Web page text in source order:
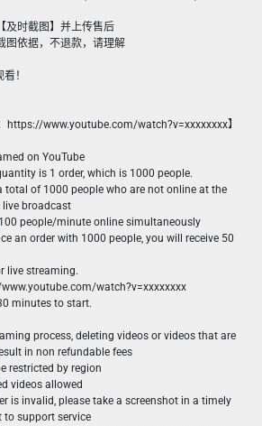
及时截图】并上传售后
图依据，不退款，请理解
！
https://www.youtube.com/watch?v=xxxxxxxx】
on YouTube
is 1 order, which is 1000 people.
total of 1000 people who are not online at the
broadcast
people/minute online simultaneously
an order with 1000 people, you will receive 50
live streaming.
watch?v=xxxxxxxx
minutes to start.
process, deleting videos or videos that are
in non refundable fees
restricted by region
videos allowed
is invalid, please take a screenshot in a timely
support service